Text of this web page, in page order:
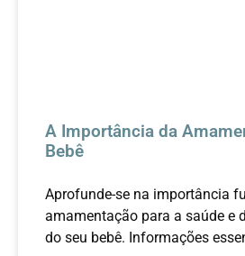
A Importância da
Bebê
Aprofunde-se na importância
amamentação para a saúde e
do seu bebê. Informações